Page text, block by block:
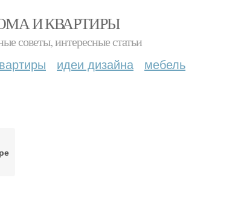
И КВАРТИРЫ
советы, интересные статьи
идеи дизайна мебель